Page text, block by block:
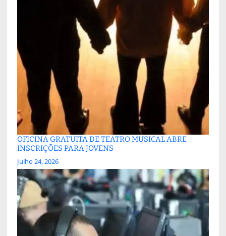
OFICINA GRATUITA DE TEATRO MUSICAL ABRE
INSCRIÇÕES PARA JOVENS
Julho 24, 2026